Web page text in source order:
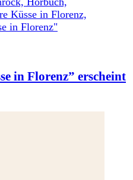
in Florenz” erscheint